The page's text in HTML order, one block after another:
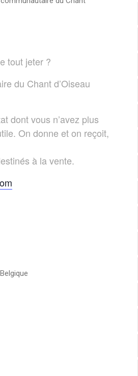
tout jeter ?
du Chant d’Oiseau
dont vous n’avez plus
On donne et on reçoit,
à la vente.
Belgique